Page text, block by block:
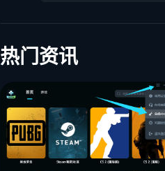
热门资讯